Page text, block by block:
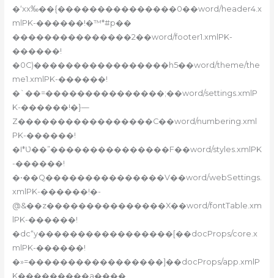
�‘xx‰��{���������������0��word/header4.x
mlPK-������!�™*#p��
���������������2��word/footer1.xmlPK-
������!
�0C)�����������������h5��word/theme/the
me1.xmlPK-������!
�`��=���������������;��word/settings.xmlP
K-������!�}—
Z�����������������C��word/numbering.xml
PK-������!
�I*Ʋ��”���������������F��word/styles.xmlPK
-������!
�•��Q���������������V��word/webSettings.
xmlPK-������!�-
@&��z���������������X��word/fontTable.xm
lPK-������!
�dc“y�����������������[��docProps/core.x
mlPK-������!
�»=�����������������]��docProps/app.xmlP
K���������a����